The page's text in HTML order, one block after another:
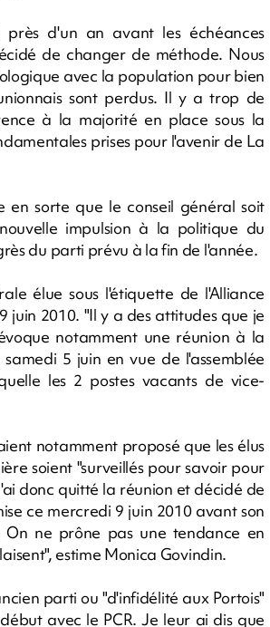
près d'un an avant les échéances
de changer de méthode. Nous
avec la population pour bien
sont perdus. Il y a trop de
à la majorité en place sous la
prises pour l'avenir de La
sorte que le conseil général soit
impulsion à la politique du
du parti prévu à la fin de l'année.
élue sous l'étiquette de l'Alliance
juin 2010. "Il y a des attitudes que je
notamment une réunion à la
5 juin en vue de l'assemblée
les 2 postes vacants de vice-
notamment proposé que les élus
soient "surveillés pour savoir pour
donc quitté la réunion et décidé de
ce mercredi 9 juin 2010 avant son
ne prône pas une tendance en
estime Monica Govindin.
parti ou "d'infidélité aux Portois"
avec le PCR. Je leur ai dis que